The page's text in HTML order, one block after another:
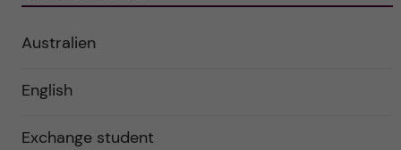
Australien
English
Exchange student